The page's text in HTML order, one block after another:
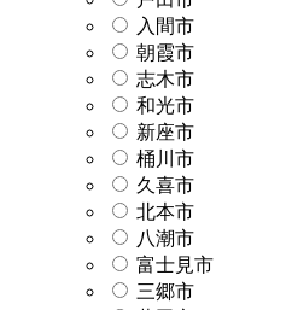
入間市
朝霞市
志木市
和光市
新座市
桶川市
久喜市
北本市
八潮市
富士見市
三郷市